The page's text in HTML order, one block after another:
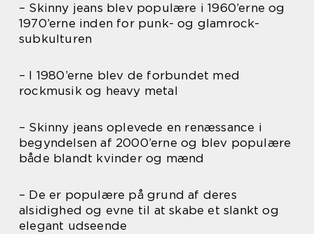
– Skinny jeans blev populære i 1960’erne og
1970’erne inden for punk- og glamrock-
subkulturen
– I 1980’erne blev de forbundet med
rockmusik og heavy metal
– Skinny jeans oplevede en renæssance i
begyndelsen af 2000’erne og blev populære
både blandt kvinder og mænd
– De er populære på grund af deres
alsidighed og evne til at skabe et slankt og
elegant udseende